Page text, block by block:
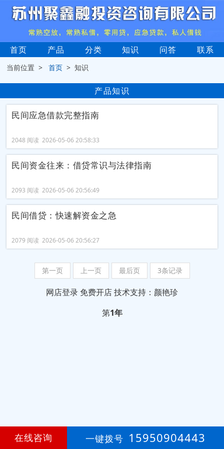
首页 产品 分类 知识 问答 联系
当前位置 >首页 > 知识
产品知识
民间应急借款完整指南
2048 阅读 2026-05-06 20:58:33
民间资金往来：借贷常识与法律指南
2093 阅读 2026-05-06 20:56:49
民间借贷：快速解资金之急
2079 阅读 2026-05-06 20:56:27
第一页 上一页 最后页 3条记录
网店登录 免费开店技术支持：颜艳珍
第1年
在线咨询 一键拨号 15950904443